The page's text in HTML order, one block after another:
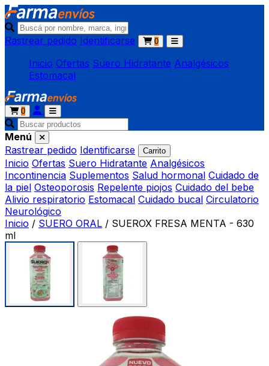
Rastrear pedido Identificarse 0
Inicio Ofertas Suero Hidratante Analgésicos
Estomacal
0
Menú
Rastrear pedido Identificarse Carrito
Inicio Ofertas Suero Hidratante Analgésicos
Incontinencia Suplementos Salud hormonal Cuidado de
la piel Osteoporosis Repelente piojos Cuidado del bebe
Alivio respiratorio Estomacal Cuidado bucal Circulatorio
Neurológico
Inicio / SUERO ORAL / SUEROX FRESA MENTA - 630
ml